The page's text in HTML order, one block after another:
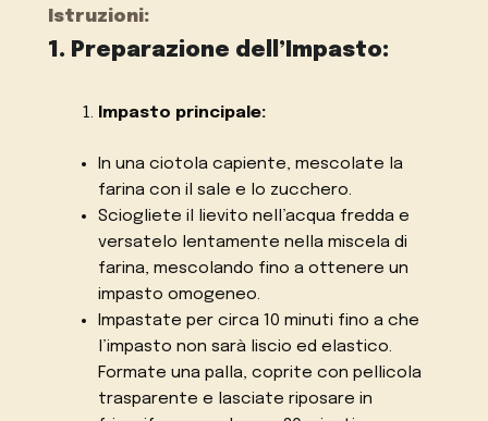
Istruzioni:
1. Preparazione dell’Impasto:
Impasto principale:
In una ciotola capiente, mescolate la
farina con il sale e lo zucchero.
Sciogliete il lievito nell’acqua fredda e
versatelo lentamente nella miscela di
farina, mescolando fino a ottenere un
impasto omogeneo.
Impastate per circa 10 minuti fino a che
l’impasto non sarà liscio ed elastico.
Formate una palla, coprite con pellicola
trasparente e lasciate riposare in